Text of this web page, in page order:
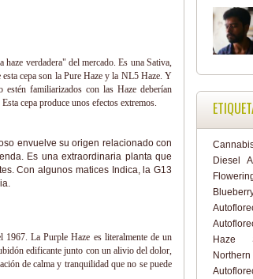
verdadera" del mercado. Es una Sativa,
cepa son la Pure Haze y la NL5 Haze. Y
familiarizados con las Haze deberían
cepa produce unos efectos extremos.
envuelve su origen relacionado con
Es una extraordinaria planta que
Con algunos matices Indica, la G13
La Purple Haze es literalmente de un
edificante junto con un alivio del dolor,
de calma y tranquilidad que no se puede
Diesel
Haze